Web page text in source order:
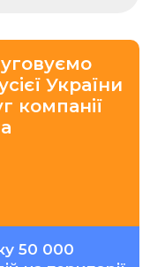
України
компанії
50 000